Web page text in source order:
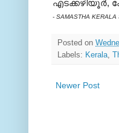
എടക്കഴിയൂര്‍,
- SAMASTHA KERALA
Posted on
Labels: Kerala
Newer Post